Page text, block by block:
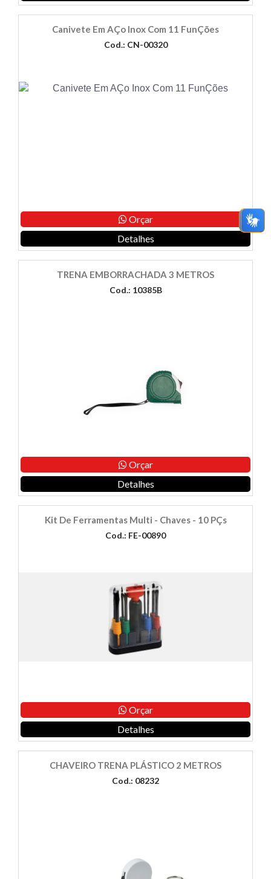
Canivete Em AÇo Inox Com 11 FunÇões
Cod.: CN-00320
Orçar
Detalhes
TRENA EMBORRACHADA 3 METROS
Cod.: 10385B
Orçar
Detalhes
Kit De Ferramentas Multi - Chaves - 10 PÇs
Cod.: FE-00890
Orçar
Detalhes
CHAVEIRO TRENA PLÁSTICO 2 METROS
Cod.: 08232